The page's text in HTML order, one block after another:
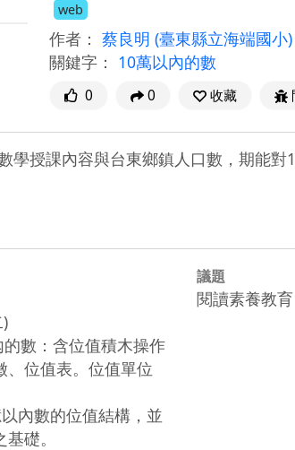
web
作者： 蔡良明 (臺東縣立海端國小)
關鍵字： 10萬以內的數
0 0 收藏
學授課內容與台東鄉鎮人口數，期能對
數：含位值積木操作
、位值表。位值單位
內數的位值結構，並
礎。
議題
閱讀素養教育